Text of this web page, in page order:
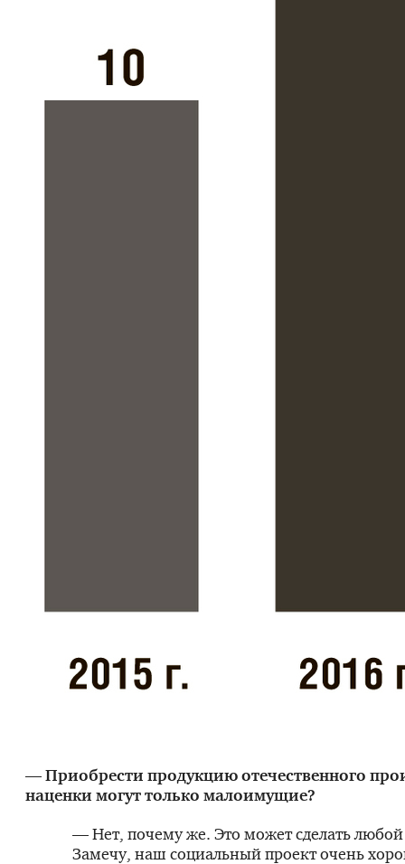
— Приобрести продукцию отечественного
наценки могут только малоимущие?
— Нет, почему же. Это может сделать
Замечу, наш социальный проект очень